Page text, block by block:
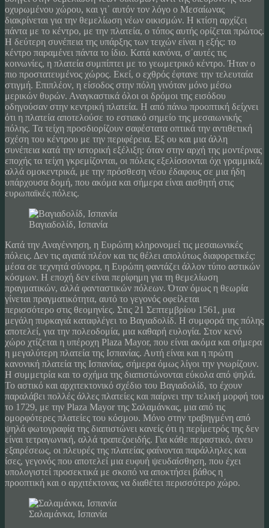
οχυρωμένου χώρου, και γι᾽ αυτόν τον λόγο ο Μεσαίωνας
διακρίνεται για την θεμελίωση νέων οικισμών. Η κτίση αρχίζει
πάντα με το κέντρο, με την πλατεία, ο τόπος αυτής ορίζεται πρώτος.
Η δεύτερη συνέπεια της υπάρξης των τειχών είναι η εξής: το
κέντρο παραμένει πάντα το ίδιο. Κατά κανόνα, σ᾽αυτές τις
κοινωνίες, η πλατεία συμπίπτει με το γεωμετρικό κέντρο. Ήταν ο
πιο προστατευμένος χώρος. Εκεί, ο εχθρός έφτανε την τελευταία
στιγμή. Επιπλέον, η είσοδος στην πόλη γινόταν μόνο μέσω
μερικών θυρών. Αναγκαστικά όλοι οι δρόμοι της εισόδου
οδηγούσαν στην κεντρική πλατεία. Η από πάνω προοπτική δείχνει
ότι η πλατεία αποτελούσε το εστιακό σημείο της μεσαιωνικής
πόλης. Τα τείχη προσδιορίζουν σαφέστατα οπτικά την αντιθετική
σχέση του κέντρου με την περιφέρεια. Εξ ου και μια άλλη
συνέπεια κατά την ιστορική εξέλιξη: όταν στην αρχή της μοντέρνας
εποχής τα τείχη γκρεμίζονται, οι πόλεις εξελίσσονται όχι γραμμικά,
αλλά ομοκεντρικά, με την πρόσθεση νέου έδαφους σε μια ήδη
υπάρχουσα δομή, που ακόμα και σήμερα είναι αισθητή στις
ευρωπαϊκές πόλεις.
Βαγιαδολίδ, Ισπανία
Κατά την Αναγέννηση, η Ευρώπη κληρονομεί τις μεσαιωνικές
πόλεις. Δεν τις αγαπά πλέον και τις θέλει απολύτως διαφορετικές:
μέσα σε τεχνητά σύνορα, η Ευρώπη φαντάζει άλλον τύπο αστικών
κόσμων. Η εποχή δεν είναι περίφημη για τη θεμελίωση
πραγματικών, αλλά φανταστικών πόλεων. Όταν όμως η θεωρία
γίνεται πραγματικότητα, αυτό το γεγονός οφείλεται
περισσότερο στις θεομηνίες. Στις 21 Σεπτεμβρίου 1561, μια
μεγάλη πυρκαγιά καταφλέγει τo Βαγιαδολίδ. Η συμφορά της πόλης
αποτελεί, για την πολεοδομία, μια καθαρή ευλογία. Στον κενό
χώρο χτίζεται η υπέροχη Plaza Mayor, που είναι ακόμα και σήμερα
η μεγαλύτερη πλατεία της Ισπανίας. Αυτή είναι και η πρώτη
κανονική πλατεία της Ισπανίας, σήμερα όμως λίγοι την γνωρίζουν.
Η συμμετρία και το σχήμα της διαπιστώνονται εύκολα από ψηλά.
Το αστικό και αρχιτεκτονικό σχέδιο του Βαγιαδολίδ, το έχουν
παραλάβει πολλές άλλες πλατείες και παίρνει την τελική μορφή του
το 1729, με την Plaza Mayor της Σαλαμάνκας, μια από τις
ομορφότερες πλατείες του κόσμου. Μόνο στην τραβηγμένη από
ψηλά φωτογραφία της διαπιστώνει κανείς ότι η περίμετρός της δεν
είναι τετραγωνική, αλλά τραπεζοειδής. Για κάθε περαστικό, άνευ
εξαιρέσεως, οι πλευρές της πλατείας φαίνονται παράλληλες και
ίσες, γεγονός που αποτελεί μια ευφυή ψευδαίσθηση, που έχει
υπολογιστεί προσεκτικά με σκοπό να αποκτήσει βάθος η
προοπτική και ο αρχιτέκτονας να διαθέτει περισσότερο χώρο.
Σαλαμάνκα, Ισπανία